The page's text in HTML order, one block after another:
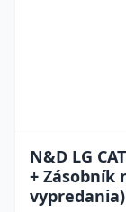
N&D LG
+ Zásobník
vypredania)